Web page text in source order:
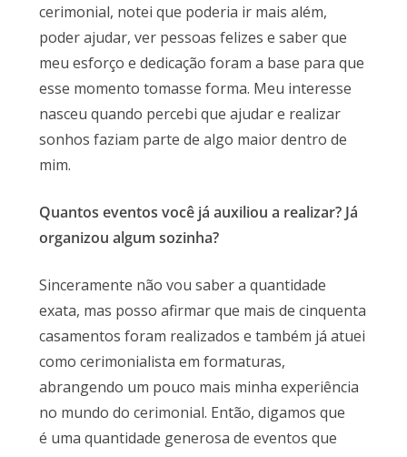
cerimonial, notei que poderia ir mais além,
poder ajudar, ver pessoas felizes e saber que
meu esforço e dedicação foram a base para que
esse momento tomasse forma. Meu interesse
nasceu quando percebi que ajudar e realizar
sonhos faziam parte de algo maior dentro de
mim.
Quantos eventos você já auxiliou a realizar? Já
organizou algum sozinha?
Sinceramente não vou saber a quantidade
exata, mas posso afirmar que mais de cinquenta
casamentos foram realizados e também já atuei
como cerimonialista em formaturas,
abrangendo um pouco mais minha experiência
no mundo do cerimonial. Então, digamos que
é uma quantidade generosa de eventos que